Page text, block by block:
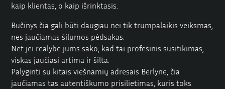
kaip klientas, o kaip išrinktasis.
Bučinys čia gali būti daugiau nei tik trumpalaikis veiksmas,
nes jaučiamas šilumos pėdsakas.
Net jei realybė jums sako, kad tai profesinis susitikimas,
viskas jaučiasi artima ir šilta.
Palyginti su kitais viešnamių adresais Berlyne, čia
jaučiamas tas autentiškumo prisilietimas, kuris toks